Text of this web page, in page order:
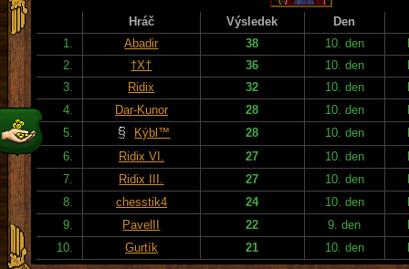
Hráč Výsledek
Den
1.
Abadir 38 10. den
2.
†X† 36 10. den
3.
Ridix 32 10. den
4.
Dar-Kunor 28 10. den
5.
Kýbl™ 28 10. den
6.
Ridix VI. 27 10. den
7.
Ridix III. 27 10. den
8.
chesstik4 24 10. den
9.
PavelII 22 9. den
10.
Gurtík 21 10. den